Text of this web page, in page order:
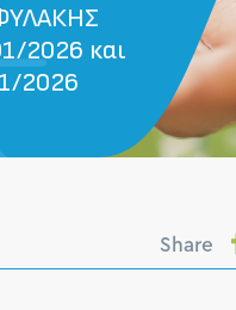
2026 και
2026
Share